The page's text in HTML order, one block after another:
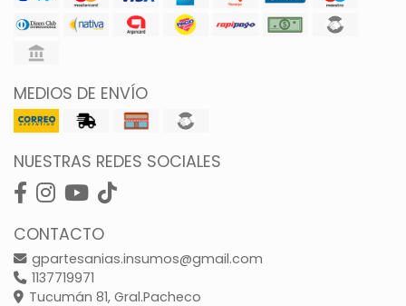
MEDIOS DE ENVÍO
NUESTRAS REDES SOCIALES
CONTACTO
gpartesanias.insumos@gmail.com
1137719971
Tucumán 81, Gral.Pacheco